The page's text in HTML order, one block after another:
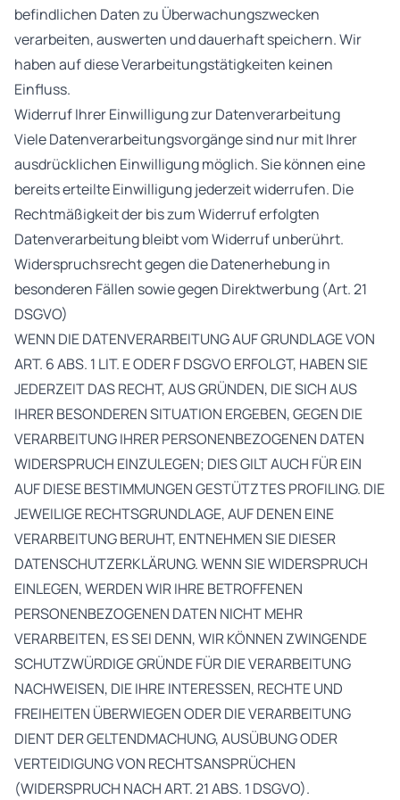
befindlichen Daten zu Überwachungszwecken
verarbeiten, auswerten und dauerhaft speichern. Wir
haben auf diese Verarbeitungstätigkeiten keinen
Einfluss.
Widerruf Ihrer Einwilligung zur Datenverarbeitung
Viele Datenverarbeitungsvorgänge sind nur mit Ihrer
ausdrücklichen Einwilligung möglich. Sie können eine
bereits erteilte Einwilligung jederzeit widerrufen. Die
Rechtmäßigkeit der bis zum Widerruf erfolgten
Datenverarbeitung bleibt vom Widerruf unberührt.
Widerspruchsrecht gegen die Datenerhebung in
besonderen Fällen sowie gegen Direktwerbung (Art. 21
DSGVO)
WENN DIE DATENVERARBEITUNG AUF GRUNDLAGE VON
ART. 6 ABS. 1 LIT. E ODER F DSGVO ERFOLGT, HABEN SIE
JEDERZEIT DAS RECHT, AUS GRÜNDEN, DIE SICH AUS
IHRER BESONDEREN SITUATION ERGEBEN, GEGEN DIE
VERARBEITUNG IHRER PERSONENBEZOGENEN DATEN
WIDERSPRUCH EINZULEGEN; DIES GILT AUCH FÜR EIN
AUF DIESE BESTIMMUNGEN GESTÜTZTES PROFILING. DIE
JEWEILIGE RECHTSGRUNDLAGE, AUF DENEN EINE
VERARBEITUNG BERUHT, ENTNEHMEN SIE DIESER
DATENSCHUTZERKLÄRUNG. WENN SIE WIDERSPRUCH
EINLEGEN, WERDEN WIR IHRE BETROFFENEN
PERSONENBEZOGENEN DATEN NICHT MEHR
VERARBEITEN, ES SEI DENN, WIR KÖNNEN ZWINGENDE
SCHUTZWÜRDIGE GRÜNDE FÜR DIE VERARBEITUNG
NACHWEISEN, DIE IHRE INTERESSEN, RECHTE UND
FREIHEITEN ÜBERWIEGEN ODER DIE VERARBEITUNG
DIENT DER GELTENDMACHUNG, AUSÜBUNG ODER
VERTEIDIGUNG VON RECHTSANSPRÜCHEN
(WIDERSPRUCH NACH ART. 21 ABS. 1 DSGVO).